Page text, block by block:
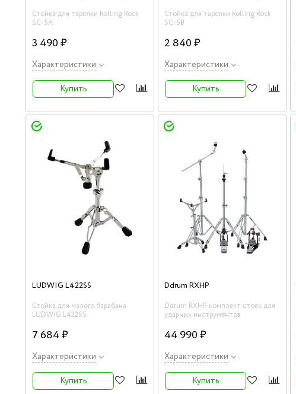
Стойка для тарелки Rolling Rock
SC-5A
3 490 ₽
Характеристики
Купить
Стойка для тарелки Rolling Rock
SC-5B
2 840 ₽
Характеристики
Купить
LUDWIG L422SS
Стойка для малого барабана
LUDWIG L422SS
7 684 ₽
Характеристики
Купить
Ddrum RXHP
Ddrum RXHP комплект стоек для
ударных инструментов
44 990 ₽
Характеристики
Купить